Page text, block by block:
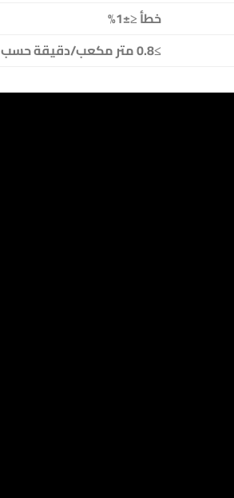
خطأ ≤±1%
≥0.8 متر مكعب/دقيقة حسب المستخدم